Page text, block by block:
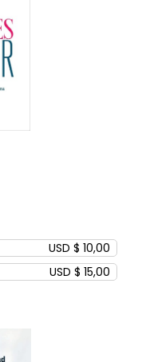
USD $ 10,00
USD $ 15,00